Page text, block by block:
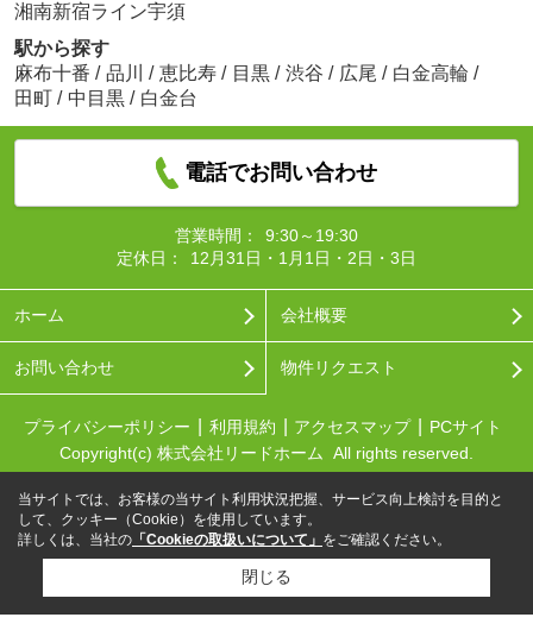
湘南新宿ライン宇須
駅から探す
麻布十番 / 品川 / 恵比寿 / 目黒 / 渋谷 / 広尾 / 白金高輪 /
田町 / 中目黒 / 白金台
電話でお問い合わせ
営業時間：
9:30～19:30
定休日：
12月31日・1月1日・2日・3日
ホーム 会社概要
お問い合わせ 物件リクエスト
プライバシーポリシー 利用規約 アクセスマップ
PCサイト
Copyright(c) 株式会社リードホーム All rights reserved.
当サイトでは、お客様の当サイト利用状況把握、サービス向上検討を目的と
して、クッキー（Cookie）を使用しています。
詳しくは、当社の 「Cookieの取扱いについて」 をご確認ください。
閉じる